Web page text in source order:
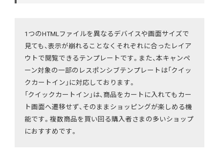
1つのHTMLファイルを異なるデバイスや画面サイズで
見ても、表示が崩れることなくそれぞれに合ったレイア
ウトで閲覧できるテンプレートです。また、本キャンペ
ーン対象の一部のレスポンシブテンプレートは「 クイッ
クカートイン 」に対応しております。
「クイックカートイン」は、商品をカートに入れてもカー
ト画面へ遷移せず、そのままショッピングが楽しめる機
能です。複数商品を買い回る購入者さまの多いショップ
におすすめです。